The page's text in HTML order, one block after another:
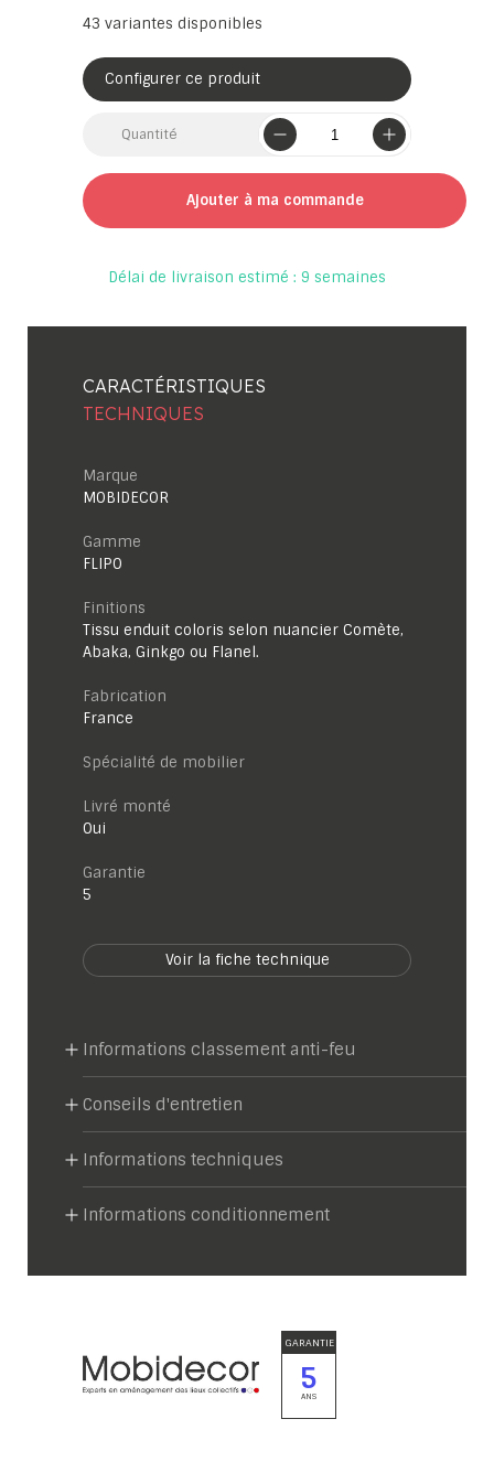
43 variantes disponibles
Configurer ce produit
Quantité
Ajouter à ma commande
Délai de livraison estimé : 9 semaines
CARACTÉRISTIQUES
TECHNIQUES
Marque
MOBIDECOR
Gamme
FLIPO
Finitions
Tissu enduit coloris selon nuancier Comète,
Abaka, Ginkgo ou Flanel.
Fabrication
France
Spécialité de mobilier
Livré monté
Oui
garantie
5
Voir la fiche technique
Informations classement anti-feu
Conseils d'entretien
Informations techniques
Informations conditionnement
GARANTIE
5
ANS